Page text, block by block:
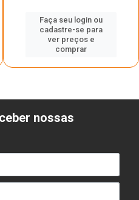
Faça seu login ou
cadastre-se para
ver preços e
comprar
nossas